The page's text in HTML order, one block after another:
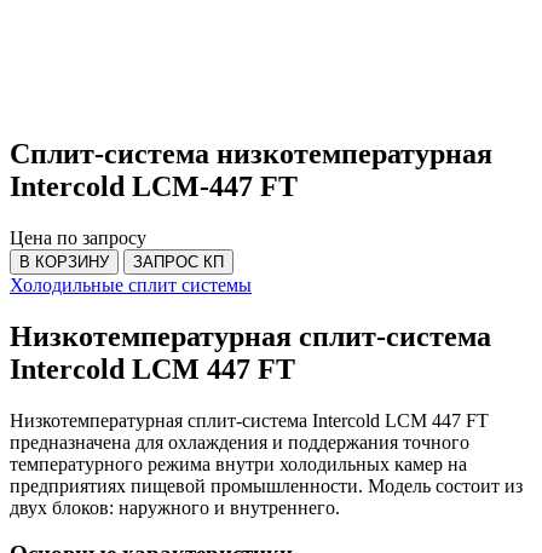
Сплит-система низкотемпературная
Intercold LCM-447 FT
Цена по запросу
В КОРЗИНУ ЗАПРОС КП
Холодильные cплит системы
Низкотемпературная сплит-система
Intercold LCM 447 FT
Низкотемпературная сплит-система Intercold LCM 447 FT
предназначена для охлаждения и поддержания точного
температурного режима внутри холодильных камер на
предприятиях пищевой промышленности. Модель состоит из
двух блоков: наружного и внутреннего.